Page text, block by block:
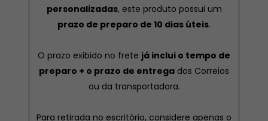
personalizadas, este produto possui um
prazo de preparo de 10 dias úteis.
O prazo exibido no frete já inclui o tempo de
preparo + o prazo de entrega dos Correios
ou da transportadora.
Para retirada no escritório, considere apenas o